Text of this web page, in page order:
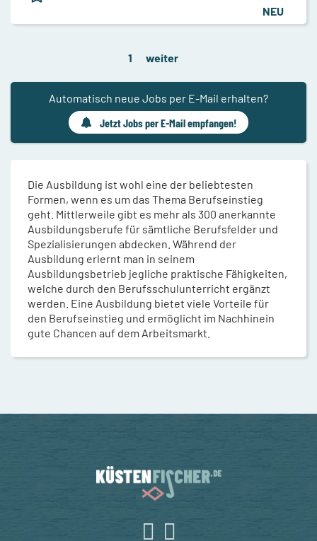
NEU
1 weiter
Automatisch neue Jobs per E-Mail erhalten?
Jetzt Jobs per E-Mail empfangen!
Die Ausbildung ist wohl eine der beliebtesten
Formen, wenn es um das Thema Berufseinstieg
geht. Mittlerweile gibt es mehr als 300 anerkannte
Ausbildungsberufe für sämtliche Berufsfelder und
Spezialisierungen abdecken. Während der
Ausbildung erlernt man in seinem
Ausbildungsbetrieb jegliche praktische Fähigkeiten,
welche durch den Berufsschulunterricht ergänzt
werden. Eine Ausbildung bietet viele Vorteile für
den Berufseinstieg und ermöglicht im Nachhinein
gute Chancen auf dem Arbeitsmarkt.